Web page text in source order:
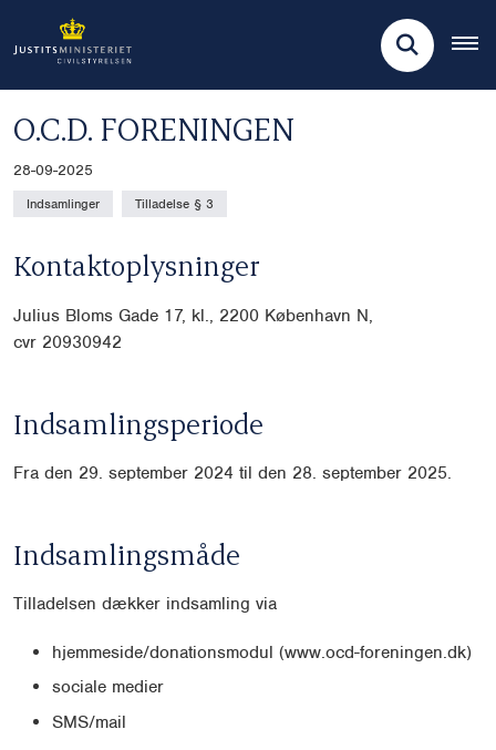
O.C.D. FORENINGEN
28-09-2025
Indsamlinger Tilladelse § 3
Kontaktoplysninger
Julius Bloms Gade 17, kl., 2200 København N,
cvr 20930942
Indsamlingsperiode
Fra den 29. september 2024 til den 28. september 2025.
Indsamlingsmåde
Tilladelsen dækker indsamling via
hjemmeside/donationsmodul (www.ocd-foreningen.dk)
sociale medier
SMS/mail